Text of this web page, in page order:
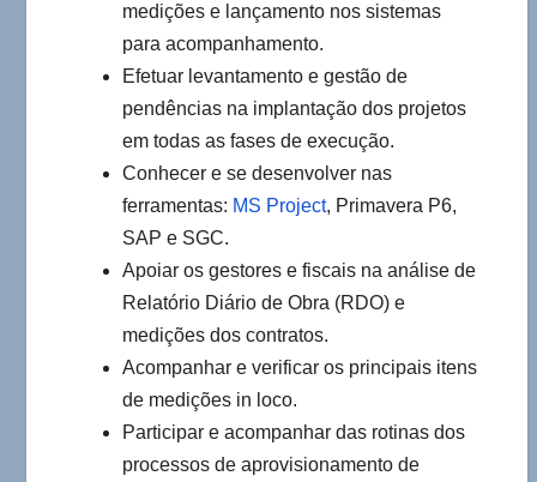
medições e lançamento nos sistemas
para acompanhamento.
Efetuar levantamento e gestão de
pendências na implantação dos projetos
em todas as fases de execução.
Conhecer e se desenvolver nas
ferramentas: MS Project, Primavera P6,
SAP e SGC.
Apoiar os gestores e fiscais na análise de
Relatório Diário de Obra (RDO) e
medições dos contratos.
Acompanhar e verificar os principais itens
de medições in loco.
Participar e acompanhar das rotinas dos
processos de aprovisionamento de